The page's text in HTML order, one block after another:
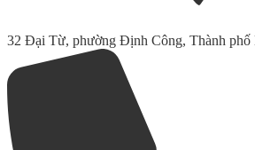
32 Đại Từ, phường Định Công, Thành phố